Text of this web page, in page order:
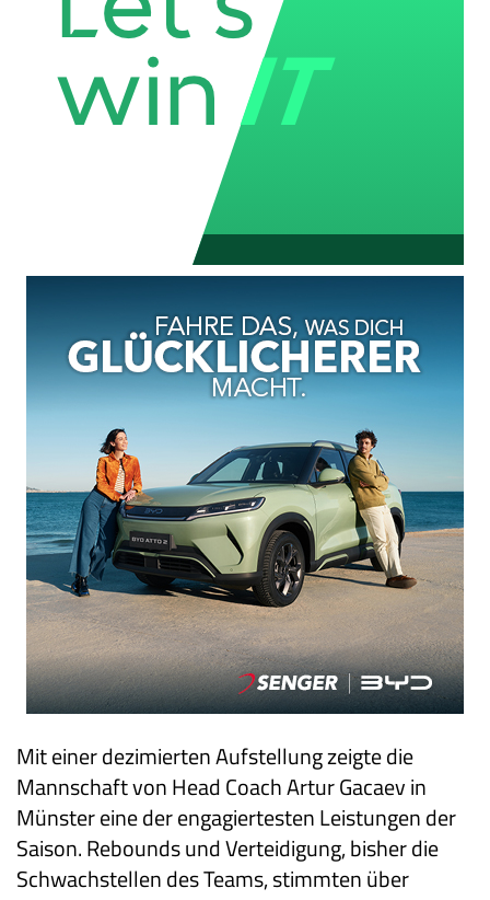
Mit einer dezimierten Aufstellung zeigte die
Mannschaft von Head Coach Artur Gacaev in
Münster eine der engagiertesten Leistungen der
Saison. Rebounds und Verteidigung, bisher die
Schwachstellen des Teams, stimmten über